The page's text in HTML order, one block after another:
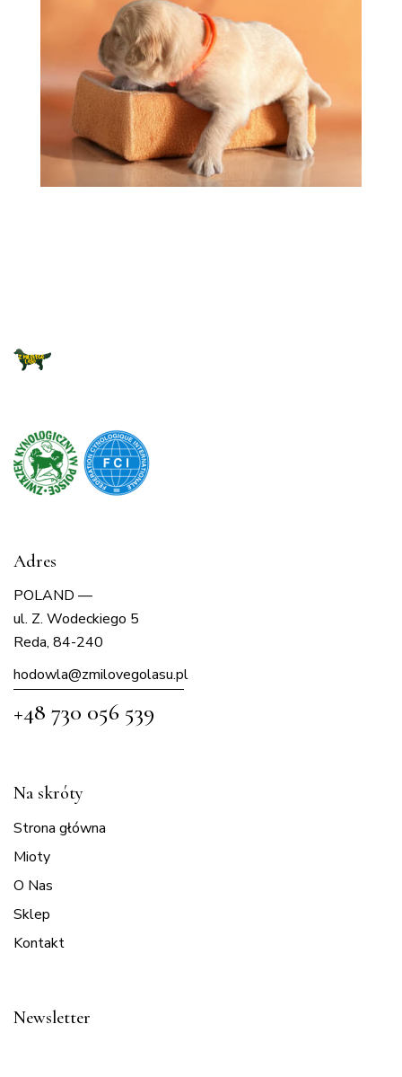
Adres
POLAND —
ul. Z. Wodeckiego 5
Reda, 84-240
hodowla@zmilovegolasu.pl
+48 730 056 539
Na skróty
Strona główna
Mioty
O Nas
Sklep
Kontakt
Newsletter